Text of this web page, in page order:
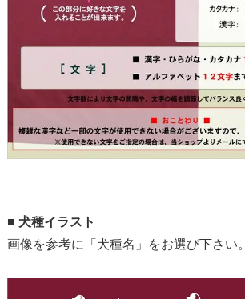
■ 犬種イラスト
画像を参考に「犬種名」をお選び下さい。